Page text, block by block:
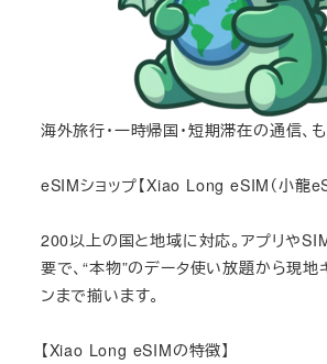
海外旅行・一時帰国・短期滞在の通信、
eSIMショップ【Xiao Long eSIM（小龍
200以上の国と地域に対応。アプリや
要で、“本物”のデータ使い放題から現地
ンまで揃います。
【Xiao Long eSIMの特徴】